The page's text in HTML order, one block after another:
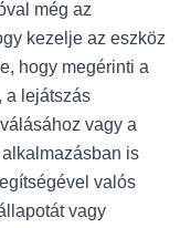
még az
kezelje az eszköz
hogy megérinti a
a lejátszás
vagy a
is
valós
vagy